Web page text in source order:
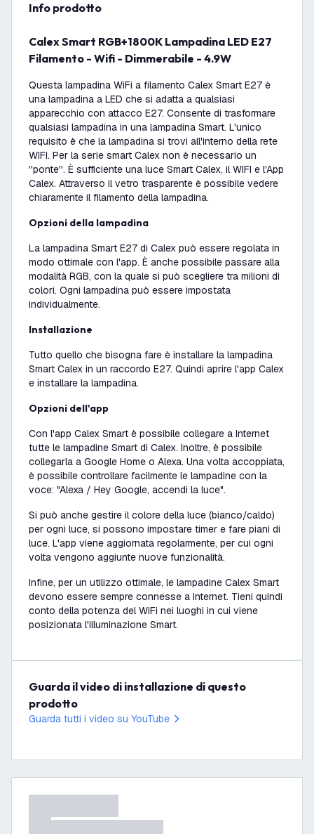
info prodotto
Calex Smart RGB+1800K Lampadina LED E27
Filamento - Wifi - Dimmerabile - 4.9W
Questa lampadina WiFi a filamento Calex Smart E27 è
una lampadina a LED che si adatta a qualsiasi
apparecchio con attacco E27. Consente di trasformare
qualsiasi lampadina in una lampadina Smart. L'unico
requisito è che la lampadina si trovi all'interno della rete
WIFI. Per la serie smart Calex non è necessario un
''ponte''. È sufficiente una luce Smart Calex, il WIFI e l'App
Calex. Attraverso il vetro trasparente è possibile vedere
chiaramente il filamento della lampadina.
Opzioni della lampadina
La lampadina Smart E27 di Calex può essere regolata in
modo ottimale con l'app. È anche possibile passare alla
modalità RGB, con la quale si può scegliere tra milioni di
colori. Ogni lampadina può essere impostata
individualmente.
Installazione
Tutto quello che bisogna fare è installare la lampadina
Smart Calex in un raccordo E27. Quindi aprire l'app Calex
e installare la lampadina.
Opzioni dell'app
Con l'app Calex Smart è possibile collegare a Internet
tutte le lampadine Smart di Calex. Inoltre, è possibile
collegarla a Google Home o Alexa. Una volta accoppiata,
è possibile controllare facilmente le lampadine con la
voce: "Alexa / Hey Google, accendi la luce".
Si può anche gestire il colore della luce (bianco/caldo)
per ogni luce, si possono impostare timer e fare piani di
luce. L'app viene aggiornata regolarmente, per cui ogni
volta vengono aggiunte nuove funzionalità.
Infine, per un utilizzo ottimale, le lampadine Calex Smart
devono essere sempre connesse a Internet. Tieni quindi
conto della potenza del WiFi nei luoghi in cui viene
posizionata l'illuminazione Smart.
Guarda il video di installazione di questo
prodotto
Guarda tutti i video su YouTube